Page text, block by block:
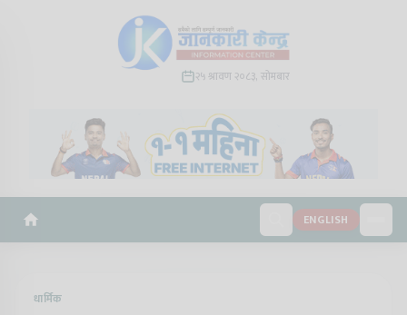
२५ श्रावण २०८३, सोमबार
ENGLISH
धार्मिक